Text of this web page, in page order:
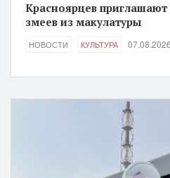
Красноярцев приглашают
змеев из макулатуры
НОВОСТИ КУЛЬТУРА 07.08.2026